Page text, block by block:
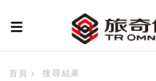
首頁 搜尋結果